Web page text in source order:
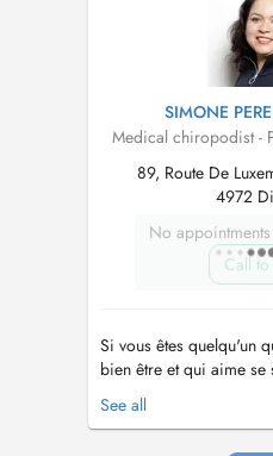
SIMONE
Medical chiropodist -
89, Route De
4972
No
Call
Si vous êtes quelqu'un
bien être et qui aime
voulez vous détendre de
une longue journée de
See all